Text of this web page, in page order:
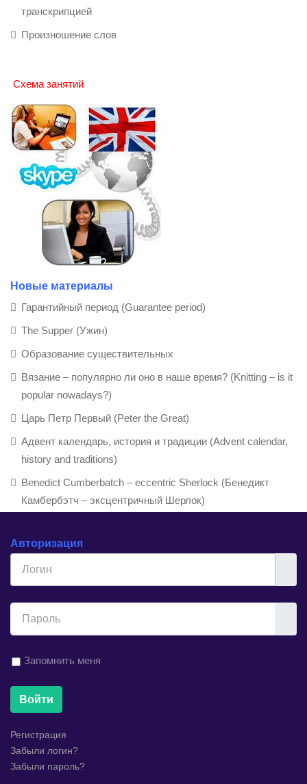
транскрипцией
Произношение слов
Схема занятий
Новые материалы
Гарантийный период (Guarantee period)
The Supper (Ужин)
Образование существительных
Вязание – популярно ли оно в наше время? (Knitting – is it
popular nowadays?)
Царь Петр Первый (Peter the Great)
Адвент календарь, история и традиции (Advent calendar,
history and traditions)
Benedict Cumberbatch – eccentric Sherlock (Бенедикт
Камбербэтч – эксцентричный Шерлок)
Авторизация
Запомнить меня
Войти
Регистрация
Забыли логин?
Забыли пароль?